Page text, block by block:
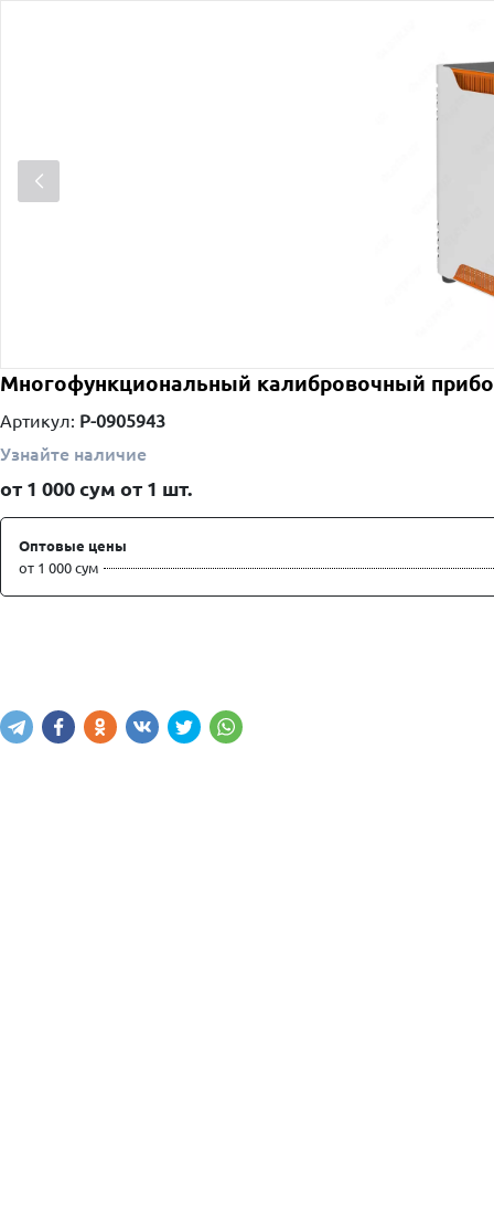
Многофункциональный калибровочный
Артикул: P-0905943
Узнайте наличие
от 1 000 сум от 1 шт.
Оптовые цены
от 1 000 сум